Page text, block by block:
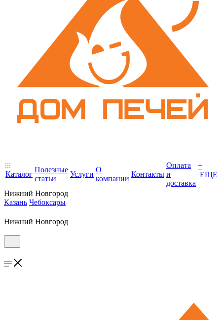
Каталог
Полезные
статьи
Услуги
О
компании
Контакты
Оплата
и
доставка
+
ЕЩЕ
Нижний Новгород
Казань Чебоксары
Нижний Новгород